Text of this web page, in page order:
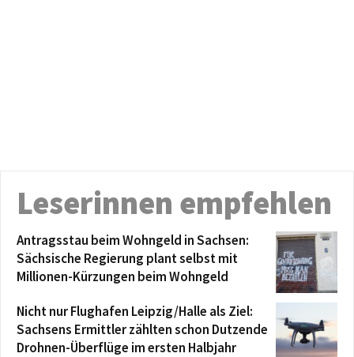
Leserinnen empfehlen
Antragsstau beim Wohngeld in Sachsen:
Sächsische Regierung plant selbst mit
Millionen-Kürzungen beim Wohngeld
Nicht nur Flughafen Leipzig/Halle als Ziel:
Sachsens Ermittler zählten schon Dutzende
Drohnen-Überflüge im ersten Halbjahr